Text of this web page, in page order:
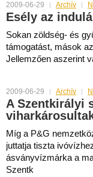
2009-06-29 Archív
Esély az
Sokan zöldség- és
támogatást, mások
Jellemzően aszerint
2009-06-29 Archív
A Szentkirályi
Míg a P&G
juttatja tiszta
ásványvízmárka a
Szentk